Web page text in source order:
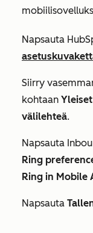
Napsauta
Siirry
kohtaan Yleiset
välilehteä.
Napsauta
Ring
Ring in Mobile
Napsauta